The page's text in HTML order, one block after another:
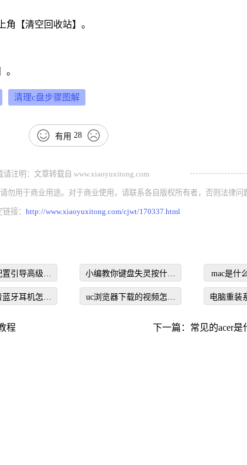
【清空回收站】。
。
清理c盘步骤图解
有用 28
请注明：文章转载自 www.xiaoyuxitong.com
勿用于商业用途。对于商业使用，请联系各自版权所有者，否则法律问
接： http://www.xiaoyuxitong.com/cjwt/170337.html
引导高级选
么设置
小编教你键盘失灵按什么
键恢复
mac是什
牙耳机怎么
uc浏览器下载的视频怎么
电脑重装
程 下一篇： 常见的acer